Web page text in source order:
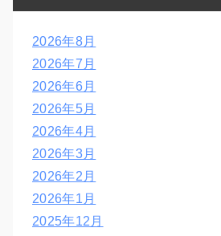
2026年8月
2026年7月
2026年6月
2026年5月
2026年4月
2026年3月
2026年2月
2026年1月
2025年12月